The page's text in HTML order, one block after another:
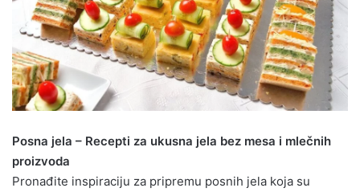
Posna jela – Recepti za ukusna jela bez mesa i mlečnih
proizvoda
Pronađite inspiraciju za pripremu posnih jela koja su